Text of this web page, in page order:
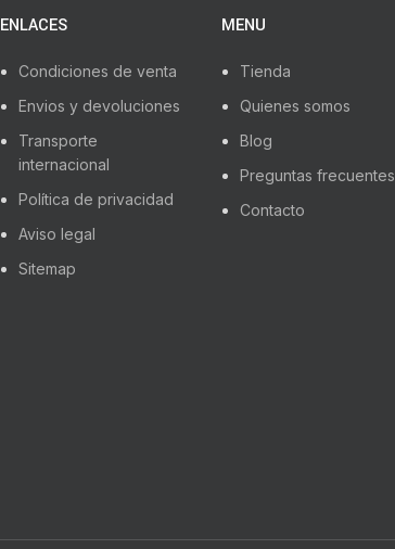
ENLACES
Condiciones de venta
Envios y devoluciones
Transporte
internacional
Política de privacidad
Aviso legal
Sitemap
MENU
Tienda
Quienes somos
Blog
Preguntas frecuentes
Contacto